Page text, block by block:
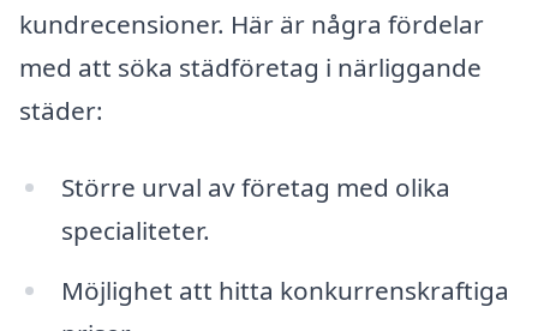
kundrecensioner. Här är några fördelar
med att söka städföretag i närliggande
städer:
Större urval av företag med olika
specialiteter.
Möjlighet att hitta konkurrenskraftiga